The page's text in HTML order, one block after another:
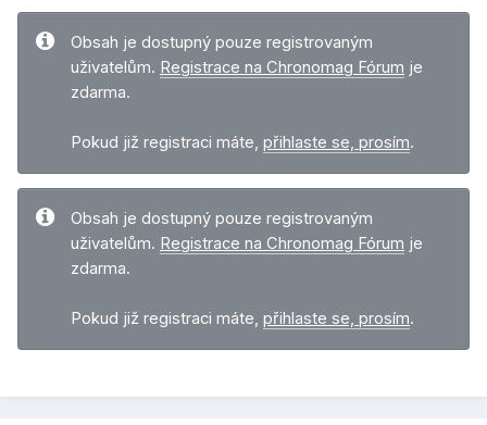
Obsah je dostupný pouze registrovaným
uživatelům. Registrace na Chronomag Fórum je
zdarma.
Pokud již registraci máte, přihlaste se, prosím.
Obsah je dostupný pouze registrovaným
uživatelům. Registrace na Chronomag Fórum je
zdarma.
Pokud již registraci máte, přihlaste se, prosím.